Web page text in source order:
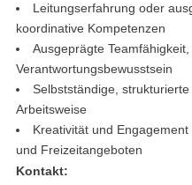
Leitungserfahrung oder
koordinative Kompetenzen
Ausgeprägte
Verantwortungsbewusstsein
Selbstständige,
Arbeitsweise
Kreativität und
und Freizeitangeboten
Kontakt: